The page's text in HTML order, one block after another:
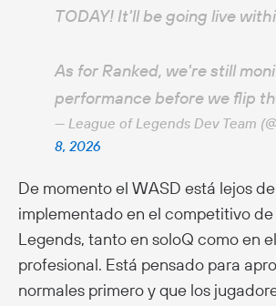
TODAY! It'll be going live
As for Ranked, we're still
performance before we flip
— League of Legends Dev Team
8, 2026
De momento el WASD está lejos
implementado en el competitivo
Legends, tanto en soloQ como en
profesional. Está pensado para
normales primero y que los